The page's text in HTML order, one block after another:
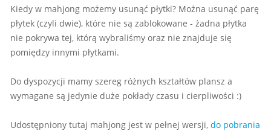
Kiedy w mahjong możemy usunąć płytki? Można usunąć parę
płytek (czyli dwie), które nie są zablokowane - żadna płytka
nie pokrywa tej, którą wybraliśmy oraz nie znajduje się
pomiędzy innymi płytkami.
Do dyspozycji mamy szereg różnych kształtów plansz a
wymagane są jedynie duże pokłady czasu i cierpliwości :)
Udostępniony tutaj mahjong jest w pełnej wersji, do pobrania